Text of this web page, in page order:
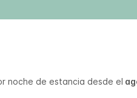
noche de estancia desde el